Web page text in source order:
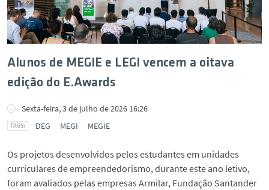
Alunos de MEGIE e LEGI vencem a oitava
edição do E.Awards
Sexta-feira, 3 de julho de 2026 16:26
DEG
MEGI MEGIE
Os projetos desenvolvidos pelos estudantes em unidades
curriculares de empreendedorismo, durante este ano letivo,
foram avaliados pelas empresas Armilar, Fundação Santander